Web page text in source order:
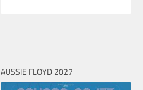
AUSSIE FLOYD 2027